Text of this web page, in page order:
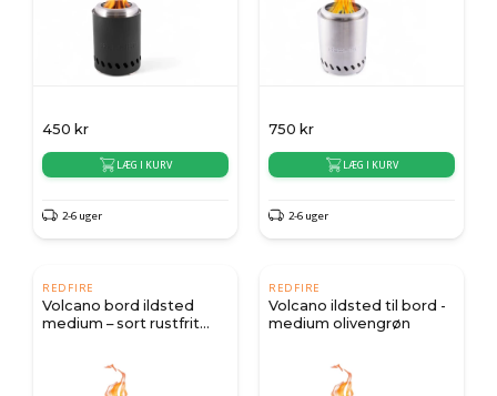
450 kr
LÆG I KURV
2-6 uger
750 kr
LÆG I KURV
2-6 uger
REDFIRE
Volcano bord ildsted
medium – sort rustfrit
REDFIRE
Volcano ildsted til bord -
medium olivengrøn